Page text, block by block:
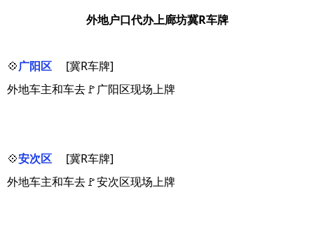
外地户口代办上廊坊冀R车牌
💠广阳区
[冀R车牌]
外地车主和车去🚩广阳区现场上牌
💠安次区
[冀R车牌]
外地车主和车去🚩安次区现场上牌